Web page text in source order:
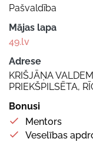
Pašvaldība
Mājas lapa
49.lv
Adrese
KRIŠJĀŅA
PRIEKŠPILSĒTA,
Bonusi
Mentors
Veselības